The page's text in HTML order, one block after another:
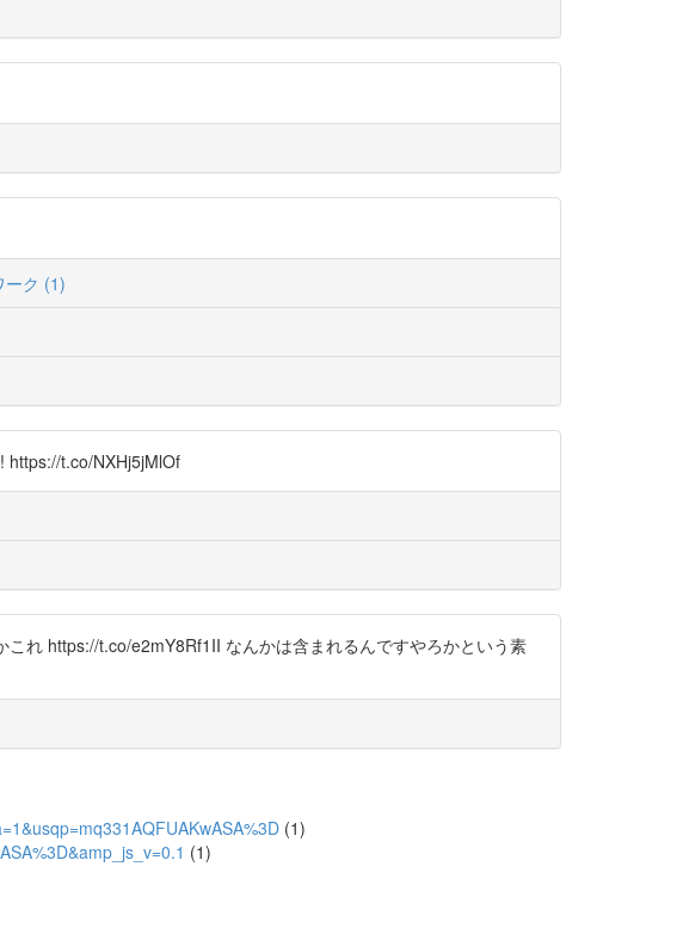
ーク (1)
https://t.co/NXHj5jMlOf
れ https://t.co/e2mY8Rf1II なんかは含まれるんですやろかという素
(1)
(1)